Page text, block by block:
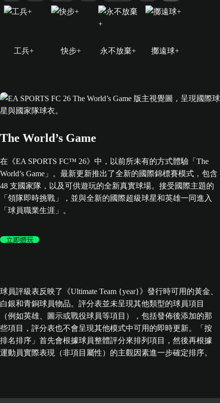
工兵+ 快步+ 永不放棄+ 擲遠球+
The World’s Game
在《EA SPORTS FC™ 26》中，以前所未有的方式體驗「The
World’s Game」。最新更新推出了全新的國際錦標賽模式，包含
48 支國家隊，以及可供遊玩的全新真實球場。接受國際主題的
「領隊即時挑戰」，並與全新的國際超級球星和英雄一同進入
「球員職業生涯」。
立即遊玩
球員評級表反映了《Ultimate Team {year}》發行時可用的黃金、
白銀和青銅球員物品。評分表並未呈現其他類型的球員項目
（例如英雄、圖示或戰役球員等項目），包括發佈後添加的那
些項目，評分表也不會呈現其他模式中可用的即時更新。「按
排名排序」首先會根據球員整體評分來排列項目，然後再根據
運動員實際表現（非項目屬性）的主觀因素進一步確定排序。